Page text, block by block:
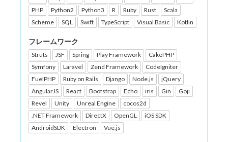
PHP
Python2 Python3 R Ruby Rust
Scala
Scheme
SQL Swift TypeScript Visual Basic Kotlin
フレームワーク
Struts JSF Spring Play Framework
CakePHP
Symfony
Laravel Zend Framework
CodeIgniter
FuelPHP
Ruby on Rails Django Node.js
jQuery
AngularJS
React Bootstrap Echo iris Gin
Goji
Revel
Unity Unreal Engine
cocos2d
.NET Framework
DirectX OpenGL
iOS SDK
AndroidSDK
Electron Vue.js